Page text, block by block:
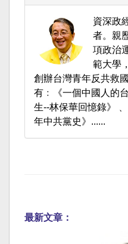
資深政
者。親
項政治
範大學
創辦台灣青年反共救
有﹕《一個中國人的
生--林保華回憶錄》
年中共黨史》......
最新文章：